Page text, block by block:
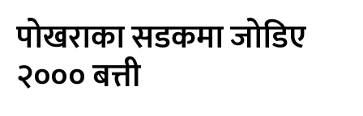
पोखराका सडकमा जोडिए
२००० बत्ती